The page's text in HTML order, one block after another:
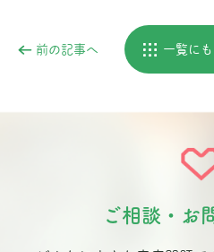
前の記事へ 一覧に
ご相談・お